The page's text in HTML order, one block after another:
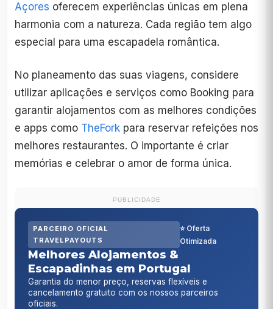
Açores oferecem experiências únicas em plena
harmonia com a natureza. Cada região tem algo
especial para uma escapadela romântica.
No planeamento das suas viagens, considere
utilizar aplicações e serviços como Booking para
garantir alojamentos com as melhores condições
e apps como TheFork para reservar refeições nos
melhores restaurantes. O importante é criar
memórias e celebrar o amor de forma única.
PUBLICIDADE
PARCEIRO OFICIAL
TRAVELPAYOUTS
⭐ Oferta
Otimizada
Melhores Alojamentos &
Escapadinhas em Portugal
Garantia do menor preço, reservas flexíveis e
cancelamento gratuito com os nossos parceiros
oficiais.